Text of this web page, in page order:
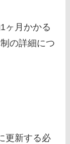
ヶ月かかる
の詳細につ
更新する必